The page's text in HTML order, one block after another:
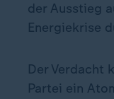
der Ausstieg
Energiekrise
Der Verdacht
Partei ein